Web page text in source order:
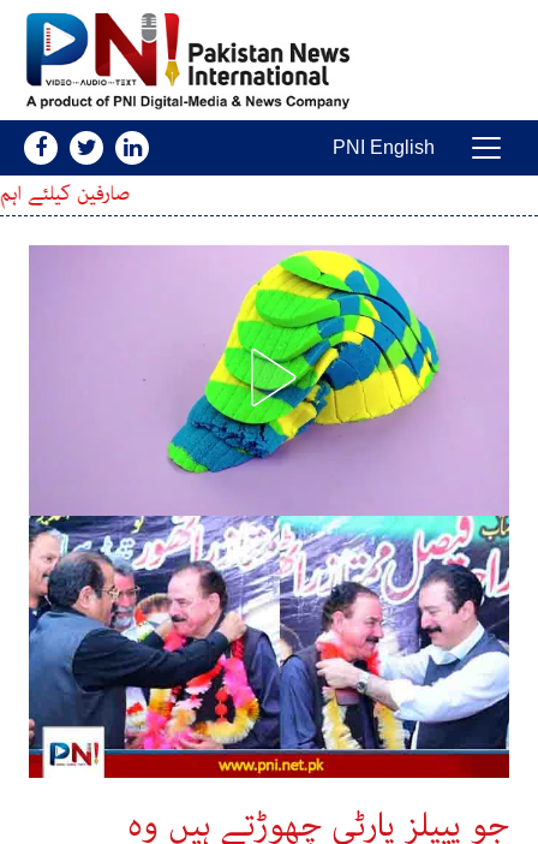
Main Navigation
PNI English
صارفین کیلئے اہم خبر ، پی ٹی اے
جو پیپلز پارٹی چھوڑتے ہیں وہ